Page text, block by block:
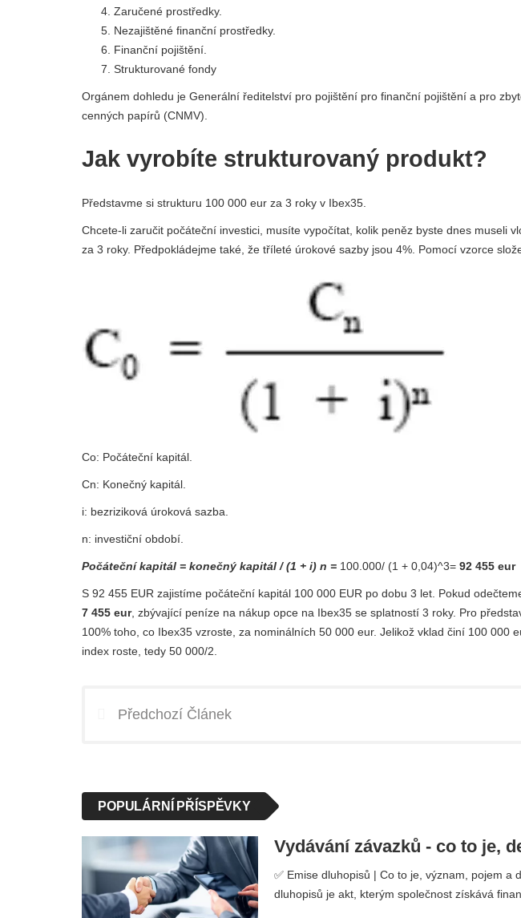
Zaručené prostředky.
Nezajištěné finanční prostředky.
Finanční pojištění.
Strukturované fondy
Orgánem dohledu je Generální ředitelství pro pojištění pro finanční pojištění a pro
cenných papírů (CNMV).
Jak vyrobíte strukturovaný produkt?
Představme si strukturu 100 000 eur za 3 roky v Ibex35.
Chcete-li zaručit počáteční investici, musíte vypočítat, kolik peněz byste dnes museli
za 3 roky. Předpokládejme také, že tříleté úrokové sazby jsou 4%. Pomocí vzorce
Co: Počáteční kapitál.
Cn: Konečný kapitál.
i: bezriziková úroková sazba.
n: investiční období.
Počáteční kapitál = konečný kapitál / (1 + i) n = 100.000/ (1 + 0,04)^3= 92 455 eur
S 92 455 EUR zajistíme počáteční kapitál 100 000 EUR po dobu 3 let. Pokud
7 455 eur, zbývající peníze na nákup opce na Ibex35 se splatností 3 roky. Pro
100% toho, co Ibex35 vzroste, za nominálních 50 000 eur. Jelikož vklad činí 100 000
index roste, tedy 50 000/2.
Předchozí Článek
POPULÁRNÍ PŘÍSPĚVKY
Vydávání závazků - co to je,
✅ Emise dluhopisů | Co to je, význam, pojem a
dluhopisů je akt, kterým společnost získává